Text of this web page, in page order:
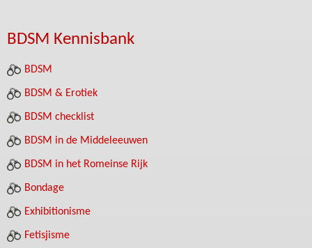
BDSM Kennisbank
BDSM
BDSM & Erotiek
BDSM checklist
BDSM in de Middeleeuwen
BDSM in het Romeinse Rijk
Bondage
Exhibitionisme
Fetisjisme